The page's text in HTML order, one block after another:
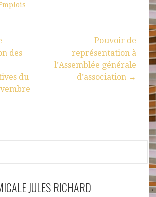
des
du
Pouvoir de
représentation à
l’Assemblée générale
d’association →
JULES RICHARD